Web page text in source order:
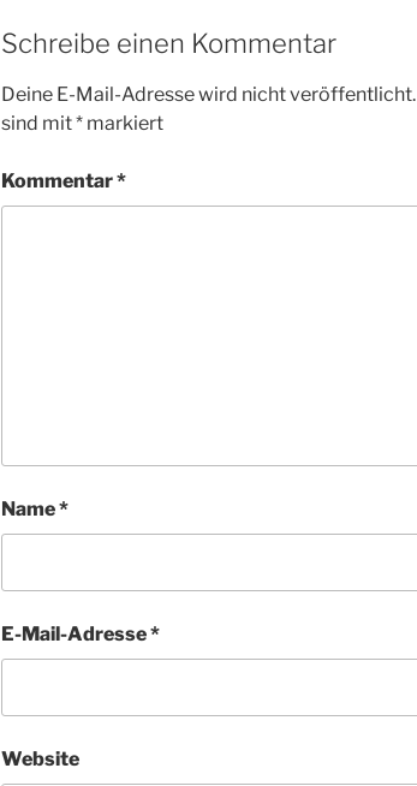
Schreibe einen Kommentar
Deine E-Mail-Adresse wird nicht veröffentlicht.
sind mit* markiert
Kommentar*
Name*
E-Mail-Adresse*
Website